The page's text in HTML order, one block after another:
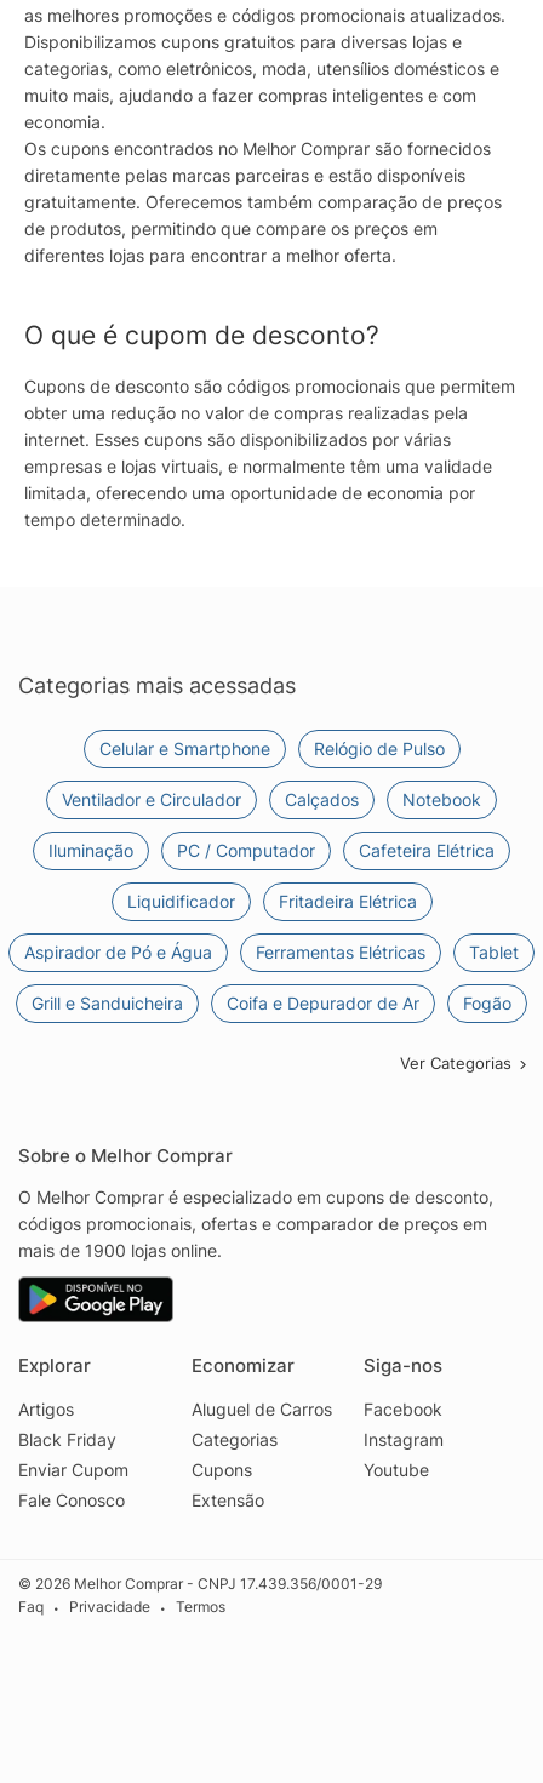
as melhores promoções e códigos promocionais atualizados.
Disponibilizamos cupons gratuitos para diversas lojas e
categorias, como eletrônicos, moda, utensílios domésticos e
muito mais, ajudando a fazer compras inteligentes e com
economia.
Os cupons encontrados no Melhor Comprar são fornecidos
diretamente pelas marcas parceiras e estão disponíveis
gratuitamente. Oferecemos também comparação de preços
de produtos, permitindo que compare os preços em
diferentes lojas para encontrar a melhor oferta.
O que é cupom de desconto?
Cupons de desconto são códigos promocionais que permitem
obter uma redução no valor de compras realizadas pela
internet. Esses cupons são disponibilizados por várias
empresas e lojas virtuais, e normalmente têm uma validade
limitada, oferecendo uma oportunidade de economia por
tempo determinado.
Categorias mais acessadas
Celular e Smartphone Relógio de Pulso
Ventilador e Circulador Calçados Notebook
Iluminação PC / Computador Cafeteira Elétrica
Liquidificador Fritadeira Elétrica
Aspirador de Pó e Água Ferramentas Elétricas Tablet
Grill e Sanduicheira Coifa e Depurador de Ar Fogão
Ver Categorias
Sobre o Melhor Comprar
O Melhor Comprar é especializado em cupons de desconto,
códigos promocionais, ofertas e comparador de preços em
mais de 1900 lojas online.
Explorar
Artigos
Black Friday
Enviar Cupom
Fale Conosco
Economizar
Aluguel de Carros
Categorias
Cupons
Extensão
Siga-nos
Facebook
Instagram
Youtube
© 2026 Melhor Comprar - CNPJ 17.439.356/0001-29
Faq
• Privacidade • Termos